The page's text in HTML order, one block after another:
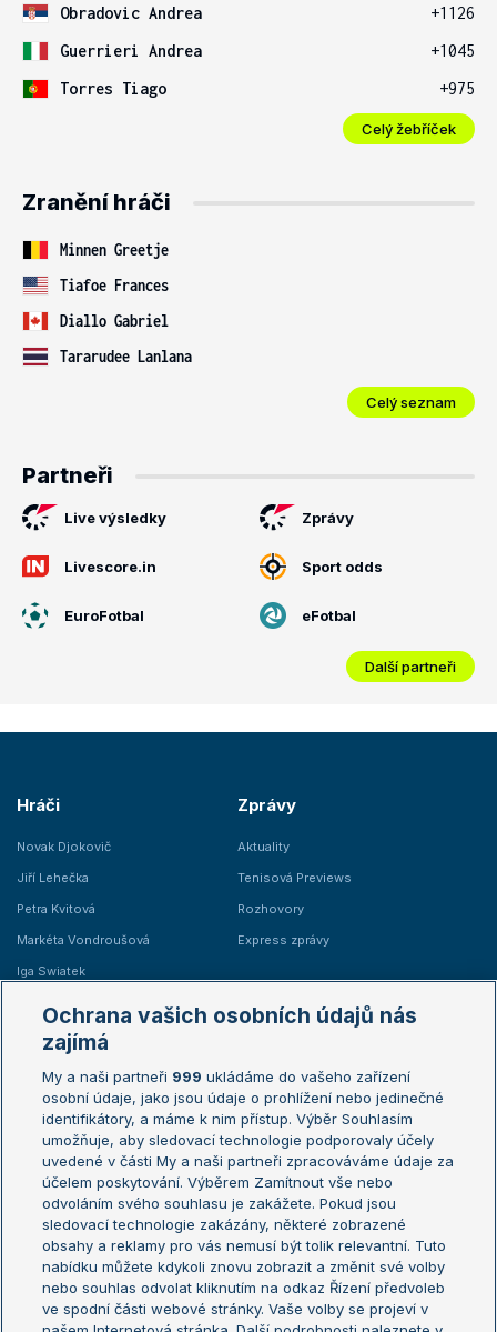
Obradovic Andrea
+1126
Guerrieri Andrea
+1045
Torres Tiago
+975
Celý žebříček
Zranění hráči
Minnen Greetje
Tiafoe Frances
Diallo Gabriel
Tararudee Lanlana
Celý seznam
Partneři
Live výsledky Zprávy
Livescore.in Sport odds
EuroFotbal eFotbal
Další partneři
Hráči
Novak Djokovič
Jiří Lehečka
Petra Kvitová
Markéta Vondroušová
Iga Swiatek
Zprávy
Aktuality
Tenisová Previews
Rozhovory
Express zprávy
Žebříčky
Žebříček ATP (muži)
Žebříček WTA (ženy)
Sázkařský žebříček
Australian Open
French Open
Wimbledon
US Open
Turnaj mistrů
Turnaj mistryň
Aktualní trendy
Fotbalové přestupy
Ochrana vašich osobních údajů nás
zajímá
My a naši partneři 999 ukládáme do vašeho zařízení
osobní údaje, jako jsou údaje o prohlížení nebo jedinečné
identifikátory, a máme k nim přístup. Výběr Souhlasím
umožňuje, aby sledovací technologie podporovaly účely
uvedené v části My a naši partneři zpracováváme údaje za
účelem poskytování. Výběrem Zamítnout vše nebo
odvoláním svého souhlasu je zakážete. Pokud jsou
sledovací technologie zakázány, některé zobrazené
obsahy a reklamy pro vás nemusí být tolik relevantní. Tuto
nabídku můžete kdykoli znovu zobrazit a změnit své volby
nebo souhlas odvolat kliknutím na odkaz Řízení předvoleb
ve spodní části webové stránky. Vaše volby se projeví v